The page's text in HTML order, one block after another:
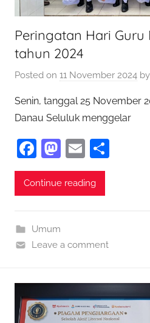
Peringatan Hari Guru
tahun 2024
Posted on 11 November 2024 by
Senin, tanggal 25 November
Danau Seluluk menggelar
F
a
c
b
o
k
M
as
to
n
E
m
ai
Continue reading
Umum
Leave a comment